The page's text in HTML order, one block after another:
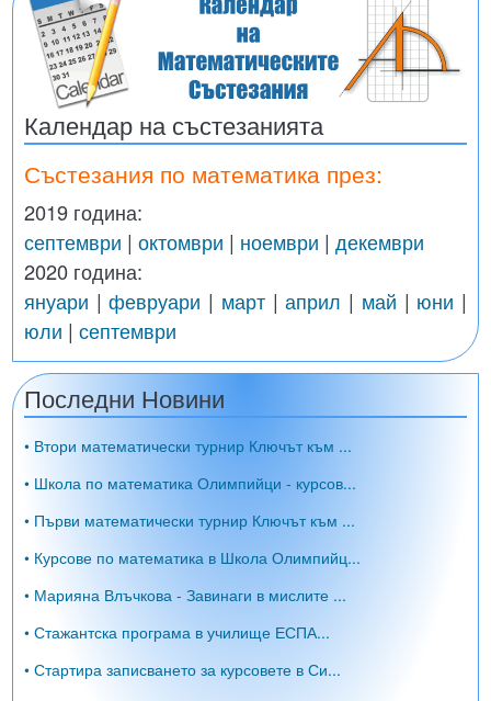
Календар на състезанията
Състезания по математика през:
2019 година:
септември | октомври | ноември | декември
2020 година:
януари |февруари | март|април | май | юни |
юли | септември
Последни Новини
• Втори математически турнир Ключът към ...
• Школа по математика Олимпийци - курсов...
• Първи математически турнир Ключът към ...
• Курсове по математика в Школа Олимпийц...
• Марияна Влъчкова - Завинаги в мислите ...
• Стажантска програма в училище ЕСПА...
• Стартира записването за курсовете в Си...